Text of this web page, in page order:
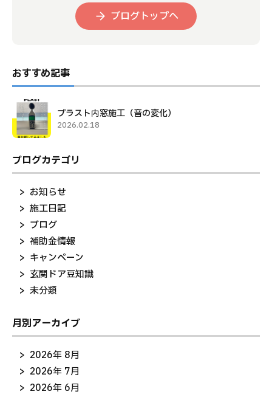
ブログトップへ
おすすめ記事
プラスト内窓施工（音の変化）
2026.02.18
ブログカテゴリ
お知らせ
施工日記
ブログ
補助金情報
キャンペーン
玄関ドア豆知識
未分類
月別アーカイブ
2026年 8月
2026年 7月
2026年 6月